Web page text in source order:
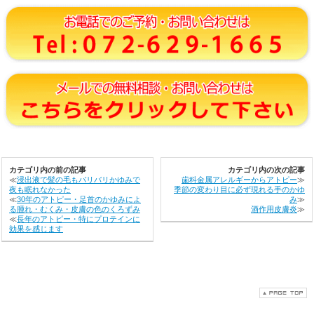
カテゴリ内の前の記事
≪浸出液で髪の毛もバリバリかゆみで
夜も眠れなかった
≪30年のアトピー・足首のかゆみによ
る腫れ・むくみ・皮膚の色のくろずみ
≪長年のアトピー・特にプロテインに
効果を感じます
カテゴリ内の次の記事
歯科金属アレルギーからアトピー≫
季節の変わり目に必ず現れる手のかゆ
み≫
酒作用皮膚炎≫